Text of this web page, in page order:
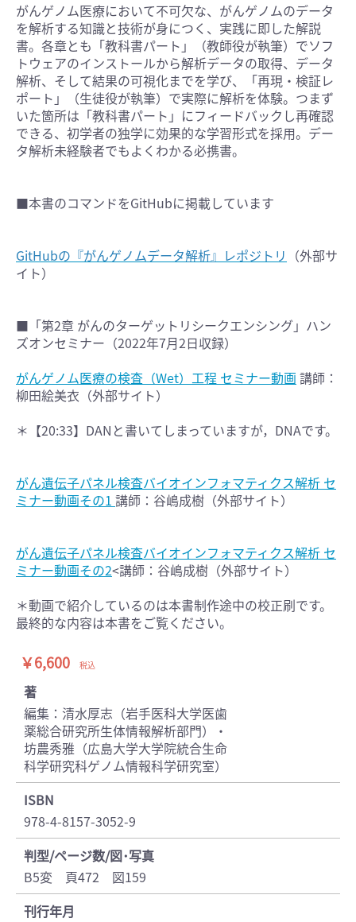
がんゲノム医療において不可欠な、がんゲノムのデータ
を解析する知識と技術が身につく、実践に即した解説
書。各章とも「教科書パート」（教師役が執筆）でソフ
トウェアのインストールから解析データの取得、データ
解析、そして結果の可視化までを学び、「再現・検証レ
ポート」（生徒役が執筆）で実際に解析を体験。つまず
いた箇所は「教科書パート」にフィードバックし再確認
できる、初学者の独学に効果的な学習形式を採用。デー
タ解析未経験者でもよくわかる必携書。
■本書のコマンドをGitHubに掲載しています
GitHubの『がんゲノムデータ解析』レポジトリ （外部サ
イト）
■「第2章 がんのターゲットリシークエンシング」ハン
ズオンセミナー（2022年7月2日収録）
がんゲノム医療の検査（Wet）工程 セミナー動画 講師：
柳田絵美衣（外部サイト）
＊【20:33】DANと書いてしまっていますが，DNAです。
がん遺伝子パネル検査バイオインフォマティクス解析 セ
ミナー動画その1 講師：谷嶋成樹（外部サイト）
がん遺伝子パネル検査バイオインフォマティクス解析 セ
ミナー動画その2<講師：谷嶋成樹（外部サイト）
＊動画で紹介しているのは本書制作途中の校正刷です。
最終的な内容は本書をご覧ください。
￥6,600 税込
著
編集：清水厚志（岩手医科大学医歯
薬総合研究所生体情報解析部門）・
坊農秀雅（広島大学大学院統合生命
科学研究科ゲノム情報科学研究室）
ISBN
978-4-8157-3052-9
判型/ページ数/図･写真
B5変 頁472 図159
刊行年月